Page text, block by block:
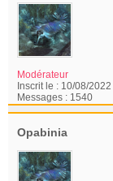
Modérateur
Inscrit le : 10/08/2022
Messages : 1540
Opabinia